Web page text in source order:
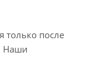
только после
Наши